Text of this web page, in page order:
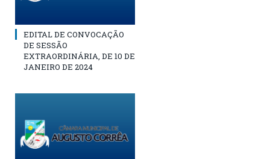
EDITAL DE CONVOCAÇÃO
DE SESSÃO
EXTRAORDINÁRIA, DE 10 DE
JANEIRO DE 2024